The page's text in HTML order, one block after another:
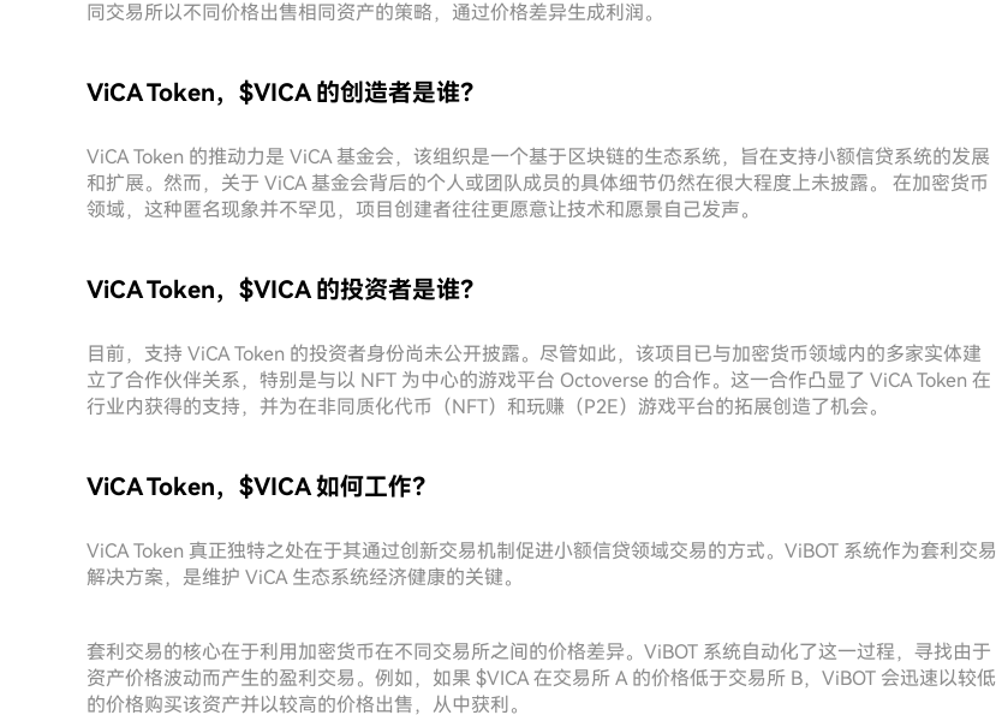
同交易所以不同价格出售相同资产的策略，通过价格差异生成利润。
ViCA Token，$VICA 的创造者是谁？
ViCA Token 的推动力是 ViCA 基金会，该组织是一个基于区块链的生态系统，旨在支持小额信贷系统的发展
和扩展。然而，关于 ViCA 基金会背后的个人或团队成员的具体细节仍然在很大程度上未披露。 在加密货币
领域，这种匿名现象并不罕见，项目创建者往往更愿意让技术和愿景自己发声。
ViCA Token，$VICA 的投资者是谁？
目前，支持 ViCA Token 的投资者身份尚未公开披露。尽管如此，该项目已与加密货币领域内的多家实体建
立了合作伙伴关系，特别是与以 NFT 为中心的游戏平台 Octoverse 的合作。这一合作凸显了 ViCA Token 在
行业内获得的支持，并为在非同质化代币（NFT）和玩赚（P2E）游戏平台的拓展创造了机会。
ViCA Token，$VICA 如何工作？
ViCA Token 真正独特之处在于其通过创新交易机制促进小额信贷领域交易的方式。ViBOT 系统作为套利交易
解决方案，是维护 ViCA 生态系统经济健康的关键。
套利交易的核心在于利用加密货币在不同交易所之间的价格差异。ViBOT 系统自动化了这一过程，寻找由于
资产价格波动而产生的盈利交易。例如，如果 $VICA 在交易所 A 的价格低于交易所 B，ViBOT 会迅速以较低
的价格购买该资产并以较高的价格出售，从中获利。